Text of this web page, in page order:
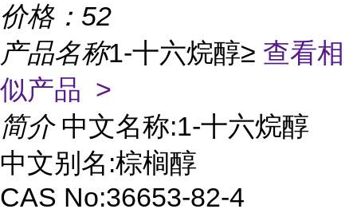
价格： 52
产品名称1-十六烷醇≥ 查看相
似产品 >
简介 中文名称:1-十六烷醇
中文别名:棕榈醇
CAS No:36653-82-4